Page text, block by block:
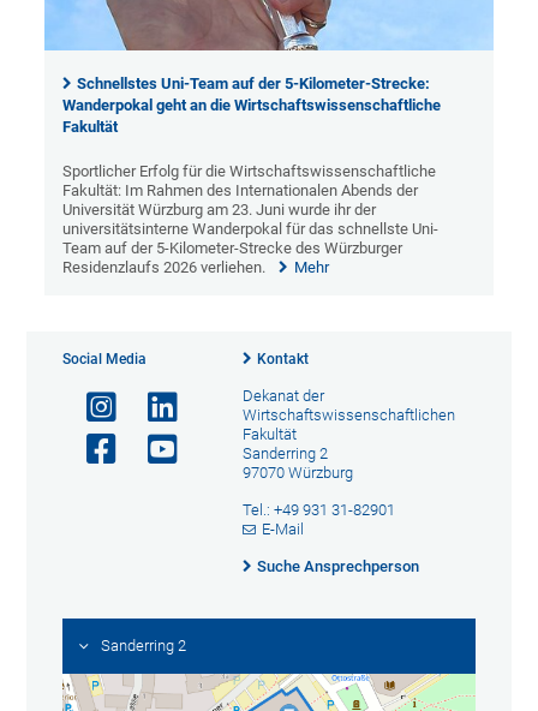
Schnellstes Uni-Team auf der 5-Kilometer-Strecke:
Wanderpokal geht an die Wirtschaftswissenschaftliche
Fakultät
Sportlicher Erfolg für die Wirtschaftswissenschaftliche
Fakultät: Im Rahmen des Internationalen Abends der
Universität Würzburg am 23. Juni wurde ihr der
universitätsinterne Wanderpokal für das schnellste Uni-
Team auf der 5-Kilometer-Strecke des Würzburger
Residenzlaufs 2026 verliehen.
Mehr
Social Media Kontakt
Dekanat der
Wirtschaftswissenschaftlichen
Fakultät
Sanderring 2
97070 Würzburg
Tel.: +49 931 31-82901
E-Mail
Suche Ansprechperson
Sanderring 2